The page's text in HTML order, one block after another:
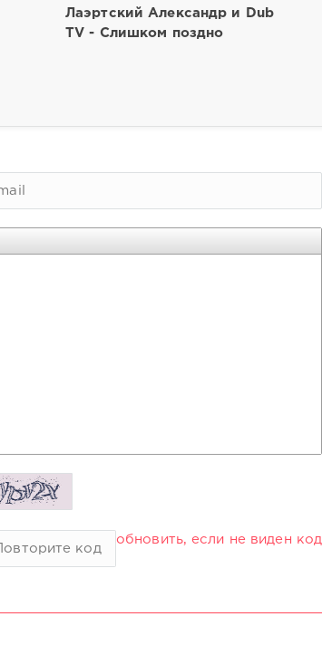
Лаэртский Александр и Dub
TV - Слишком поздно
обновить, если не виден код